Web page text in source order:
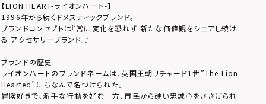
【LION HEART-ライオンハート-】
1996年から続くドメスティックブランド。
ブランドコンセプトは『常に変化を恐れず 新たな価値観をシェアし続け
る アクセサリーブランド。』
ブランドの歴史
ライオンハートのブランドネームは、英国王朝リチャード1世”The Lion
Hearted”にちなんで名づけられた。
冒険好きで、派手な行動を好む一方、市民から硬い忠誠心をささげられ